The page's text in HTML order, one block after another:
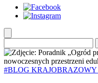
#BLOG KRAJOBRAZOWY